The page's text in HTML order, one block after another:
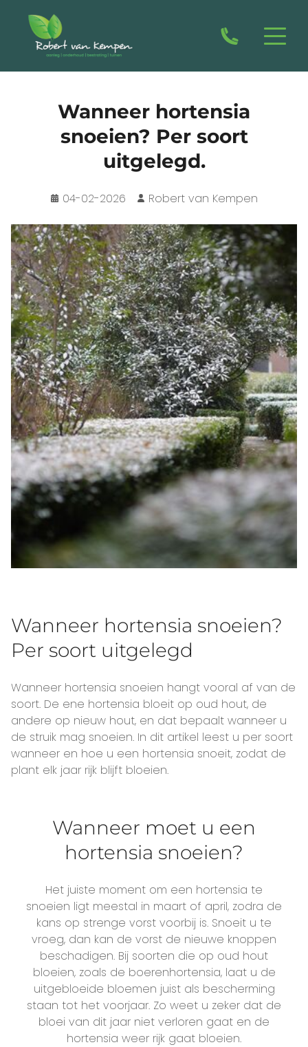
Wanneer hortensia
snoeien? Per soort
uitgelegd.
04-02-2026 Robert van Kempen
Wanneer hortensia snoeien?
Per soort uitgelegd
Wanneer hortensia snoeien hangt vooral af van de
soort. De ene hortensia bloeit op oud hout, de
andere op nieuw hout, en dat bepaalt wanneer u
de struik mag snoeien. In dit artikel leest u per soort
wanneer en hoe u een hortensia snoeit, zodat de
plant elk jaar rijk blijft bloeien.
Wanneer moet u een
hortensia snoeien?
Het juiste moment om een hortensia te
snoeien ligt meestal in maart of april, zodra de
kans op strenge vorst voorbij is. Snoeit u te
vroeg, dan kan de vorst de nieuwe knoppen
beschadigen. Bij soorten die op oud hout
bloeien, zoals de boerenhortensia, laat u de
uitgebloeide bloemen juist als bescherming
staan tot het voorjaar. Zo weet u zeker dat de
bloei van dit jaar niet verloren gaat en de
hortensia weer rijk gaat bloeien.